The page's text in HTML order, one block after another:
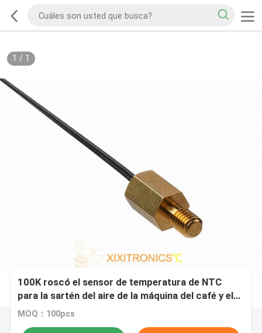
1 / 1
100K roscó el sensor de temperatura de NTC
para la sartén del aire de la máquina del café y el
horno que cocía
MOQ：100pcs